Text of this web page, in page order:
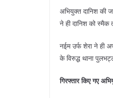
अभियुक्त दानिश की
ने ही दानिश को स्मैक
नईम उर्फ शेरा ने ही
के विरुद्ध थाना
गिरफ्तार किए गए